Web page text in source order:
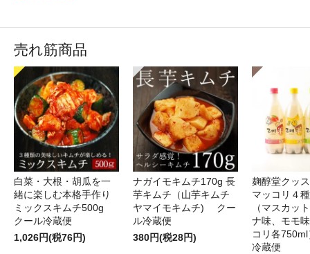
売れ筋商品
白菜・大根・胡瓜を一
緒に楽しむ本格手作り
ミックスキムチ500g
クール冷蔵便
1,026円(税76円)
ナガイモキムチ170g 長
芋キムチ（山芋キムチ
ヤマイモキムチ) クー
ル冷蔵便
380円(税28円)
麹醇堂クッ
マッコリ４
（マスカッ
ナ味、モモ
コリ各
冷蔵便